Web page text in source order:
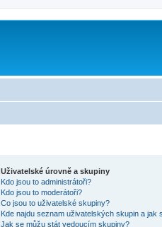
Uživatelské úrovně a skupiny
Kdo jsou to administrátoři?
Kdo jsou to moderátoři?
Co jsou to uživatelské skupiny?
Kde najdu seznam uživatelských skupin a jak
Jak se můžu stát vedoucím skupiny?